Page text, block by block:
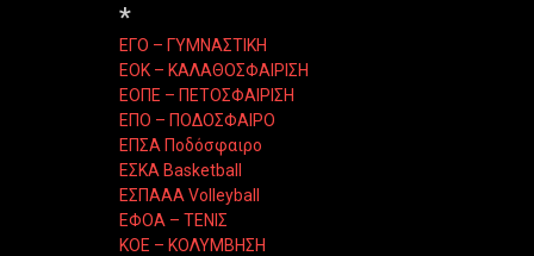
*
ΕΓΟ – ΓΥΜΝΑΣΤΙΚΗ
ΕΟΚ – ΚΑΛΑΘΟΣΦΑΙΡΙΣΗ
ΕΟΠΕ – ΠΕΤΟΣΦΑΙΡΙΣΗ
ΕΠΟ – ΠΟΔΟΣΦΑΙΡΟ
ΕΠΣΑ Ποδόσφαιρο
ΕΣΚΑ Basketball
ΕΣΠΑΑΑ Volleyball
ΕΦΟΑ – ΤΕΝΙΣ
ΚΟΕ – ΚΟΛΥΜΒΗΣΗ